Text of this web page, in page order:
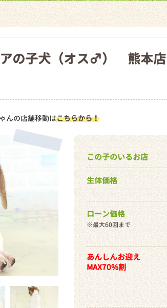
の子犬（オス♂） 熊本店
んの店舗移動はこちらから！
この子のいるお店
生体価格
ローン価格
※最大60回まで
あんしんお迎え
MAX70%割